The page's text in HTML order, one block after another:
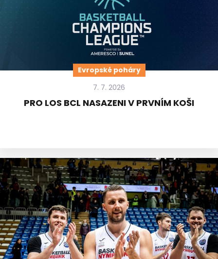
Evropské poháry
7. 7. 2026
PRO LOS BCL NASAZENI V PRVNÍM KOŠI